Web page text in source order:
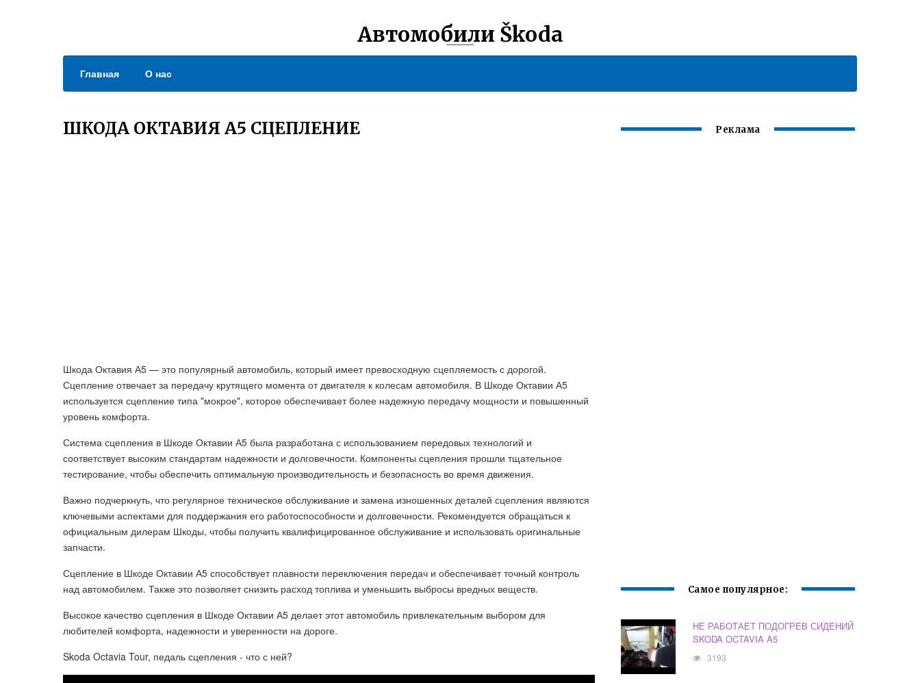
Автомобили Škoda
Главная О нас
ШКОДА ОКТАВИЯ А5 СЦЕПЛЕНИЕ
Шкода Октавия А5 — это популярный автомобиль, который имеет превосходную сцепляемость с дорогой.
Сцепление отвечает за передачу крутящего момента от двигателя к колесам автомобиля. В Шкоде Октавии А5
используется сцепление типа "мокрое", которое обеспечивает более надежную передачу мощности и повышенный
уровень комфорта.
Система сцепления в Шкоде Октавии А5 была разработана с использованием передовых технологий и
соответствует высоким стандартам надежности и долговечности. Компоненты сцепления прошли тщательное
тестирование, чтобы обеспечить оптимальную производительность и безопасность во время движения.
Важно подчеркнуть, что регулярное техническое обслуживание и замена изношенных деталей сцепления являются
ключевыми аспектами для поддержания его работоспособности и долговечности. Рекомендуется обращаться к
официальным дилерам Шкоды, чтобы получить квалифицированное обслуживание и использовать оригинальные
запчасти.
Сцепление в Шкоде Октавии А5 способствует плавности переключения передач и обеспечивает точный контроль
над автомобилем. Также это позволяет снизить расход топлива и уменьшить выбросы вредных веществ.
Высокое качество сцепления в Шкоде Октавии А5 делает этот автомобиль привлекательным выбором для
любителей комфорта, надежности и уверенности на дороге.
Skoda Octavia Tour, педаль сцепления - что с ней?
Реклама
Самое популярное:
НЕ РАБОТАЕТ ПОДОГРЕВ СИДЕНИЙ
SKODA OCTAVIA A5
3193